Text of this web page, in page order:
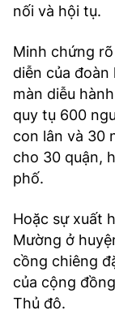
nối và hội tụ.
Minh chứng
diễn của đoàn
màn diễu
quy tụ 600
con lân và 30
cho 30 quận,
phố.
Hoặc sự xuất
Mường ở
cồng chiêng
của cộng
Thủ đô.